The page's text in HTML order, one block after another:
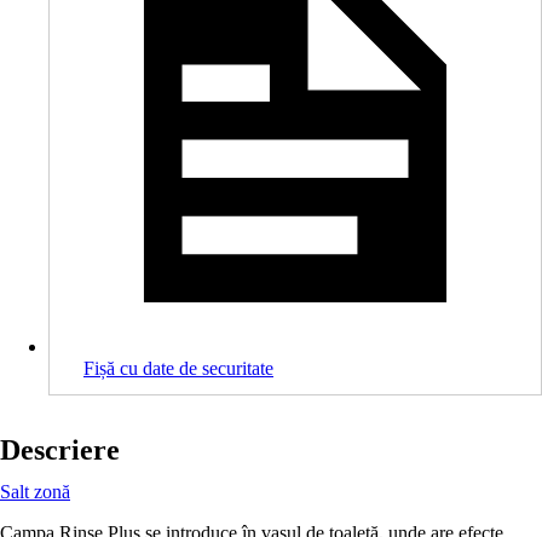
Fișă cu date de securitate
Descriere
Salt zonă
Campa Rinse Plus se introduce în vasul de toaletă, unde are efecte